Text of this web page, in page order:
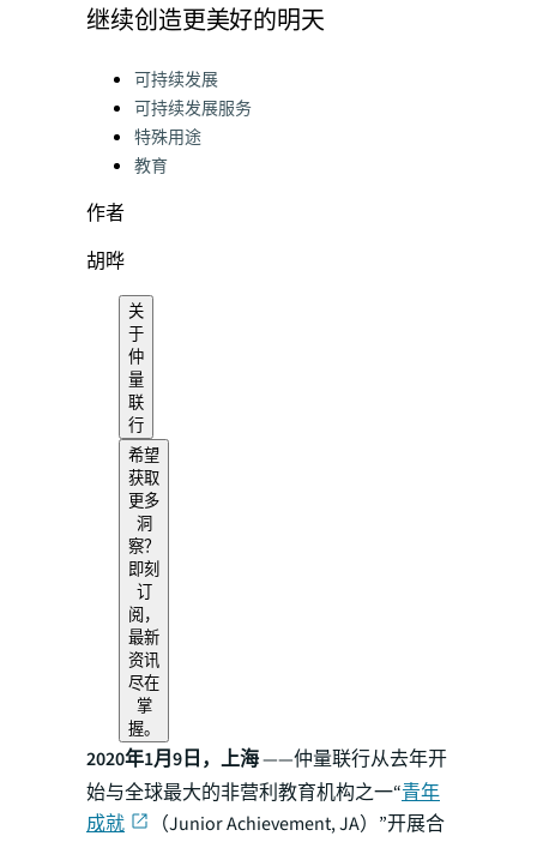
继续创造更美好的明天
Categories:
可持续发展
可持续发展服务
特殊用途
教育
作者
胡晔
关
于
仲
量
联
行
希望
获取
更多
洞
察？
即刻
订
阅，
最新
资讯
尽在
掌
握。
2020年1月9日，上海——仲量联行从去年开
始与全球最大的非营利教育机构之一“青年
成就
（Junior Achievement, JA）”开展合